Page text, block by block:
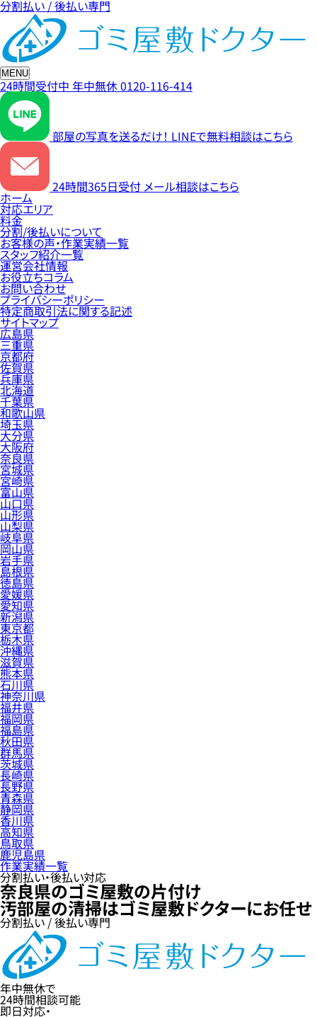
分割払い / 後払い専門
MENU
24時間受付中 年中無休0120-116-414
部屋の写真を送るだけ！ LINEで無料相談はこちら
24時間365日受付 メール相談はこちら
ホーム
対応エリア
料金
分割/後払いについて
お客様の声・作業実績一覧
スタッフ紹介一覧
運営会社情報
お役立ちコラム
お問い合わせ
プライバシーポリシー
特定商取引法に関する記述
サイトマップ
広島県
三重県
京都府
佐賀県
兵庫県
北海道
千葉県
和歌山県
埼玉県
大分県
大阪府
奈良県
宮城県
宮崎県
富山県
山口県
山形県
山梨県
岐阜県
岡山県
岩手県
島根県
徳島県
愛媛県
愛知県
新潟県
東京都
栃木県
沖縄県
滋賀県
熊本県
石川県
神奈川県
福井県
福岡県
福島県
秋田県
群馬県
茨城県
長崎県
長野県
青森県
静岡県
香川県
高知県
鳥取県
鹿児島県
作業実績一覧
分割払い・後払い対応
奈良県のゴミ屋敷の片付け
汚部屋の清掃はゴミ屋敷ドクターにお任せ
分割払い / 後払い専門
年中無休で
24時間相談可能
即日対応・